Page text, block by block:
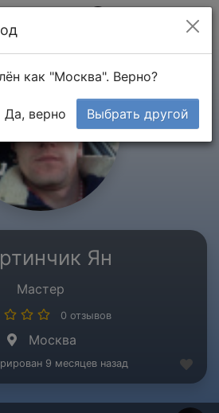
Ян
Мастер
0 отзывов
Москва
9 месяцев назад
как "Москва". Верно?
Да, верно Выбрать другой